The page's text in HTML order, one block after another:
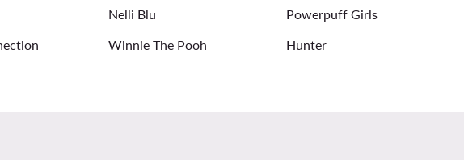
Nelli Blu Powerpuff Girls
Winnie The Pooh Hunter